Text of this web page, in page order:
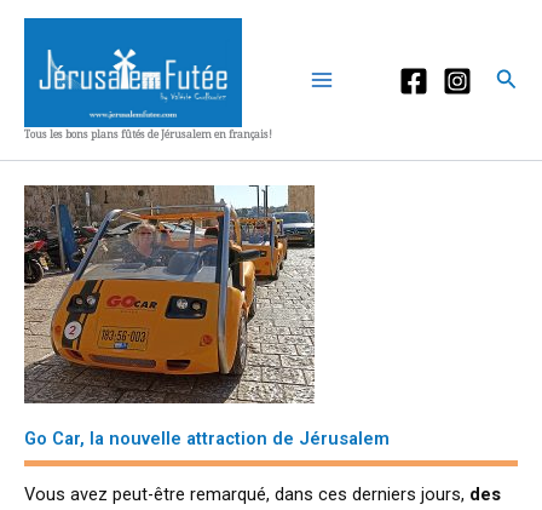
Aller
contenu
Tous les bons plans fûtés de Jérusalem en français!
Go Car, la nouvelle attraction de Jérusalem
Vous avez peut-être remarqué, dans ces derniers jours, des